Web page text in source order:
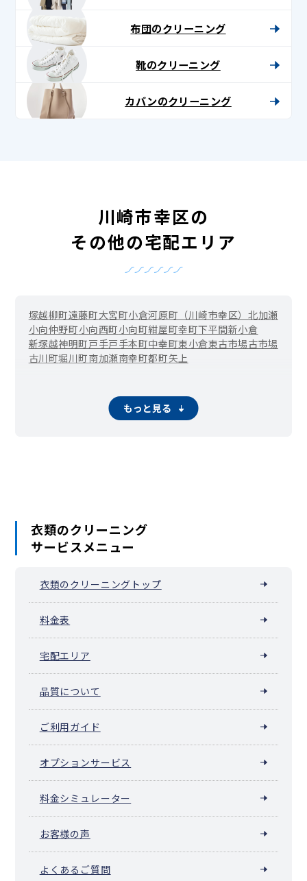
布団のクリーニング
靴のクリーニング
カバンのクリーニング
川崎市幸区の
その他の宅配エリア
塚越柳町遠藤町大宮町小倉河原町（川崎市幸区）北加瀬
小向仲野町小向西町小向町紺屋町幸町下平間新小倉
新塚越神明町戸手戸手本町中幸町東小倉東古市場古市場
古川町堀川町南加瀬南幸町都町矢上
もっと見る
衣類のクリーニング
サービスメニュー
衣類のクリーニングトップ
料金表
宅配エリア
品質について
ご利用ガイド
オプションサービス
料金シミュレーター
お客様の声
よくあるご質問